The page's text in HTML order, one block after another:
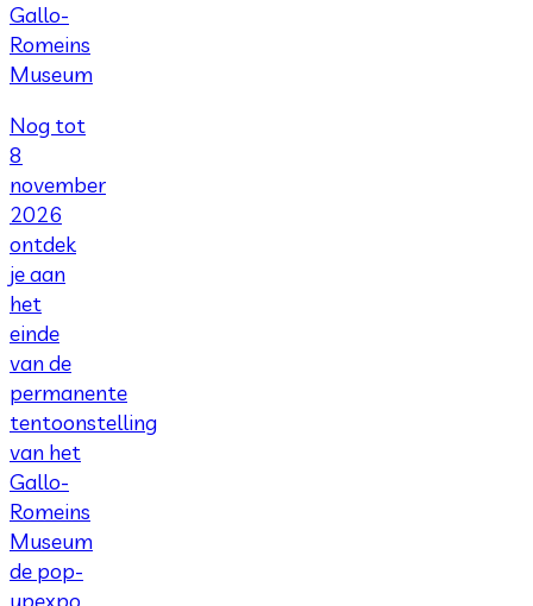
Gallo-
Romeins
Museum
Nog tot
8
november
2026
ontdek
je aan
het
einde
van de
permanente
tentoonstelling
van het
Gallo-
Romeins
Museum
de pop-